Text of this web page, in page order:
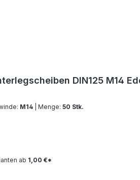
DIN125 M14
M14 | Menge: 50 Stk.
ab 1,00 €*